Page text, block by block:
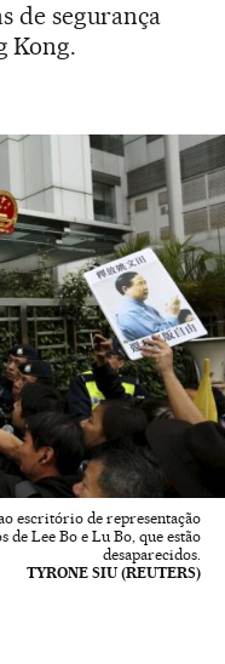
de segurança
Kong.
escritório de representação
de Lee Bo e Lu Bo, que estão
desaparecidos.
TYRONE SIU (REUTERS)